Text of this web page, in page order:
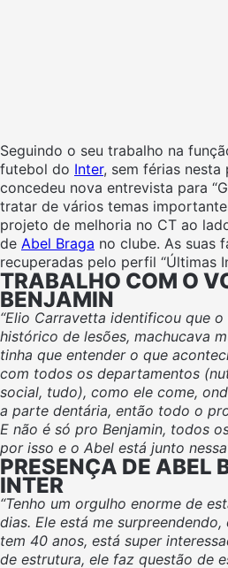
Seguindo o seu trabalho na
futebol do Inter, sem férias nesta
concedeu nova entrevista para
tratar de vários temas
projeto de melhoria no CT ao
de Abel Braga no clube. As suas
recuperadas pelo perfil “Últimas
TRABALHO COM O
BENJAMIN
“Elio Carravetta identificou que o
histórico de lesões, machucava
tinha que entender o que
com todos os departamentos
social, tudo), como ele come,
a parte dentária, então todo o
E não é só pro Benjamin, todos
por isso e o Abel está junto
PRESENÇA DE ABEL
INTER
“Tenho um orgulho enorme de
dias. Ele está me
tem 40 anos, está super
de estrutura, ele faz questão de